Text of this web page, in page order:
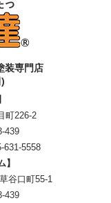
装専門店
町226-2
439
5558
谷口町55-1
439